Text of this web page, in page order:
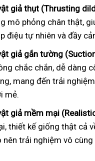
giả thụt (Thrusting
mô phỏng chân thật,
điệu tự nhiên và đầy
giả gắn tường
chắc chắn, dễ dàng
mang đến trải
mẻ.
giả mềm mại
thiết kế giống thật cả
nên trải nghiệm vô